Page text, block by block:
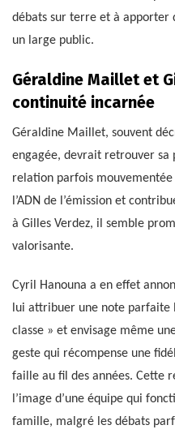
débats sur terre et à apporter
un large public.
Géraldine Maillet et
continuité incarnée
Géraldine Maillet, souvent
engagée, devrait retrouver sa
relation parfois
l’ADN de l’émission et
à Gilles Verdez, il semble
valorisante.
Cyril Hanouna a en effet
lui attribuer une note parfaite
classe » et envisage même
geste qui récompense une
faille au fil des années. Cette
l’image d’une équipe qui
famille, malgré les débats